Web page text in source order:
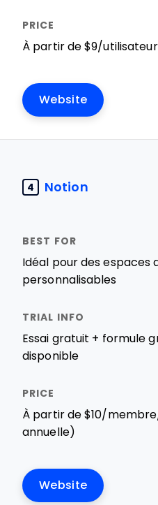
À partir de $9/
Website
4 Notion
Idéal pour des espaces
personnalisables
Essai gratuit + formule
disponible
À partir de $10/
annuelle)
Website